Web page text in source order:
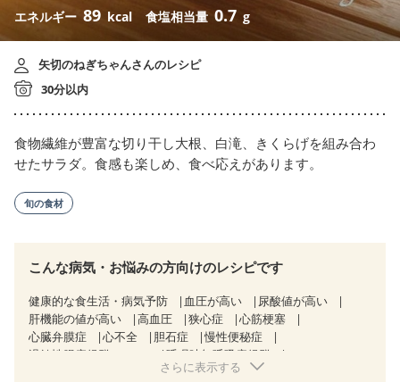
エネルギー 89 kcal 食塩相当量 0.7 g
矢切のねぎちゃんさんのレシピ
30分以内
食物繊維が豊富な切り干し大根、白滝、きくらげを組み合わ
せたサラダ。食感も楽しめ、食べ応えがあります。
旬の食材
こんな病気・お悩みの方向けのレシピです
健康的な食生活・病気予防 血圧が高い
尿酸値が高い
肝機能の値が高い
高血圧 狭心症
心筋梗塞
心臓弁膜症
心不全 胆石症
慢性便秘症
過敏性腸症候群（IBS）
睡眠時無呼吸症候群
糖尿病性腎症（第２期）
さらに表示する